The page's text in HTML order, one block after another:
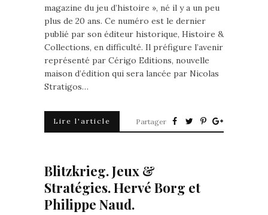
magazine du jeu d’histoire », né il y a un peu
plus de 20 ans. Ce numéro est le dernier
publié par son éditeur historique, Histoire &
Collections, en difficulté. Il préfigure l’avenir
représenté par Cérigo Editions, nouvelle
maison d’édition qui sera lancée par Nicolas
Stratigos…
Lire l'article Partager
Blitzkrieg. Jeux &
Stratégies. Hervé Borg et
Philippe Naud.